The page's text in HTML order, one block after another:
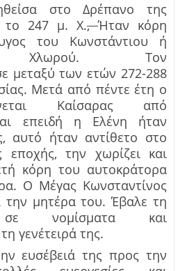
στο Δρέπανο της
το 247 μ. Χ.,Ήταν κόρη
του Κωνστάντιου ή
Χλωρού. Τον
μεταξύ των ετών 272-288
. Μετά από πέντε έτη ο
Καίσαρας από
επειδή η Ελένη ήταν
αυτό ήταν αντίθετο στο
εποχής, την χωρίζει και
κόρη του αυτοκράτορα
Ο Μέγας Κωνσταντίνος
την μητέρα του. Έβαλε τη
νομίσματα και
τη γενέτειρά της.
ευσέβειά της προς την